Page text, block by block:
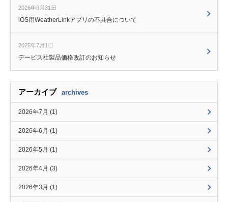
2026年3月31日
iOS用WeatherLinkアプリの不具合について
2025年7月1日
デービス社製品価格改訂のお知らせ
アーカイブ archives
2026年7月 (1)
2026年6月 (1)
2026年5月 (1)
2026年4月 (3)
2026年3月 (1)